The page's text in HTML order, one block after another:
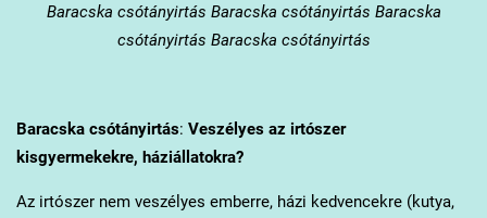
Baracska csótányirtás Baracska csótányirtás Baracska
csótányirtás Baracska csótányirtás
Baracskacsótányirtás: Veszélyes az irtószer
kisgyermekekre, háziállatokra?
Az irtószer nem veszélyes emberre, házi kedvencekre (kutya,